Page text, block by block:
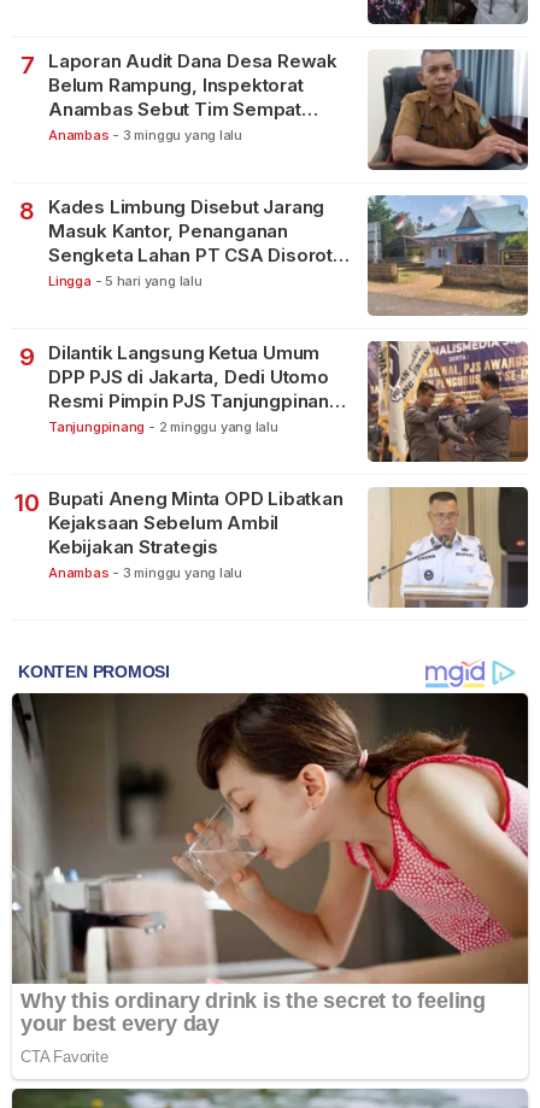
7
Laporan Audit Dana Desa Rewak
Belum Rampung, Inspektorat
Anambas Sebut Tim Sempat
Terbagi Tangani Kasus Lain
Anambas - 3 minggu yang lalu
8
Kades Limbung Disebut Jarang
Masuk Kantor, Penanganan
Sengketa Lahan PT CSA Disorot
Warga
Lingga - 5 hari yang lalu
9
Dilantik Langsung Ketua Umum
DPP PJS di Jakarta, Dedi Utomo
Resmi Pimpin PJS Tanjungpinang-
Bintan
Tanjungpinang - 2 minggu yang lalu
10 Bupati Aneng Minta OPD Libatkan
Kejaksaan Sebelum Ambil
Kebijakan Strategis
Anambas - 3 minggu yang lalu